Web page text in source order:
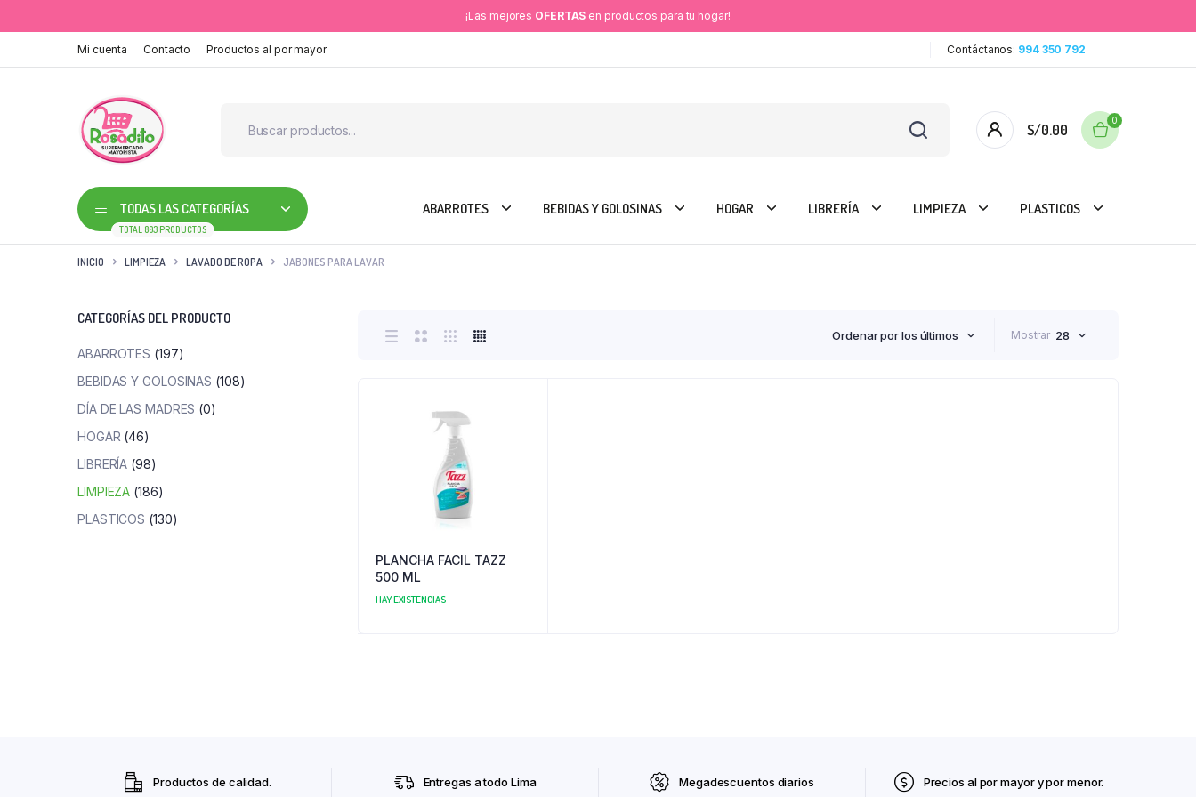
¡Las mejores OFERTAS en productos para tu hogar!
Mi cuenta Contacto Productos al por mayor Contáctanos: 994 350 792
S/0.00
0
TODAS LAS CATEGORÍAS
TOTAL 803 PRODUCTOS
ABARROTES BEBIDAS Y GOLOSINAS HOGAR LIBRERÍA LIMPIEZA PLASTICOS
INICIO LIMPIEZA LAVADO DE ROPA JABONES PARA LAVAR
Ordenar por los últimos Mostrar 28
PLANCHA FACIL TAZZ
500 ML
HAY EXISTENCIAS
CATEGORÍAS DEL PRODUCTO
ABARROTES (197)
BEBIDAS Y GOLOSINAS (108)
DÍA DE LAS MADRES (0)
HOGAR (46)
LIBRERÍA (98)
LIMPIEZA (186)
PLASTICOS (130)
Productos de calidad. Entregas a todo Lima Megadescuentos diarios Precios al por mayor y por menor.